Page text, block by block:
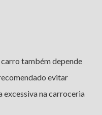
também depende
evitar
excessiva na carroceria